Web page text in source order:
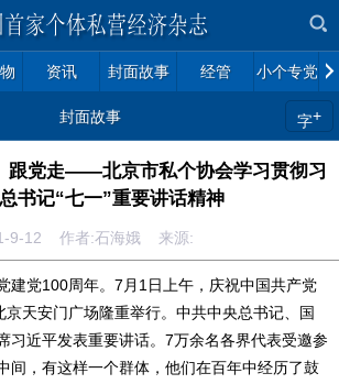
资讯 封面故事 经管 小个专党建
封面故事 字+
跟党走——北京市私个协会学习贯彻习
书记“七一”重要讲话精神
9-12 作者:石海娥 来源:
党100周年。7月1日上午，庆祝中国共产党
京天安门广场隆重举行。中共中央总书记、国
习近平发表重要讲话。7万余名各界代表受邀参
间，有这样一个群体，他们在百年中经历了鼓